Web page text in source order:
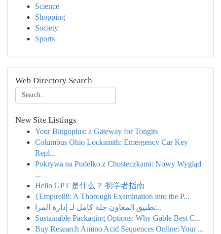
Science
Shopping
Society
Sports
Web Directory Search
New Site Listings
Your Bingoplus: a Gateway for Tongits
Columbus Ohio Locksmith: Emergency Car Key
Repl...
Pokrywa na Pudełko z Chusteczkami: Nowy Wygląd
...
Hello GPT 是什么？ 初学者指南
{Empire88: A Thorough Examination into the P...
تطبيق المعاون حِلة كامل لـ إدارة المرا...
Sustainable Packaging Options: Why Gable Best C...
Buy Research Amino Acid Sequences Online: Your ...